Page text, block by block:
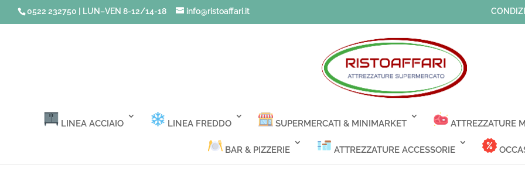
0522 232750 | LUN–VEN 8-12/14-18 info@ristoaffari.it
LINEA ACCIAIO LINEA FREDDO SUPERMERCATI & MINIMARKET ATTREZZATURE
BAR & PIZZERIE ATTREZZATURE ACCESSORIE